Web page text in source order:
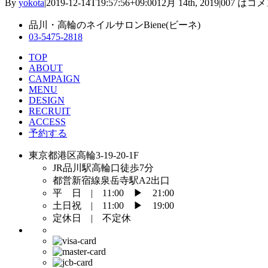
By yokota|2019-12-14T19:57:56+09:0012月 14th, 2019|007 はコ
品川・高輪のネイルサロンBiene(ビーネ)
03-5475-2818
TOP
ABOUT
CAMPAIGN
MENU
DESIGN
RECRUIT
ACCESS
予約する
東京都港区高輪3-19-20-1F
JR品川駅高輪口徒歩7分
都営新宿線泉岳寺駅A2出口
平 日 | 11:00 ▶︎ 21:00
土日祝 | 11:00 ▶︎ 19:00
定休日 | 不定休